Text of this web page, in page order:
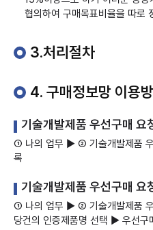
협의하여 구매목표비율을 따로
3.처리절차
4. 구매정보망 이용
기술개발제품 우선구매 요
① 나의 업무 ▶ ② 기술개발제품
록
기술개발제품 우선구매 요
① 나의 업무 ▶ ② 기술개발제품
당건의 인증제품명 선택 ▶ 우선구